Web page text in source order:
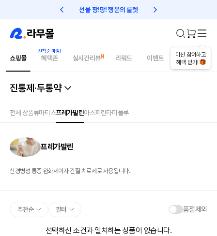
선물 팡!팡! 행운의 룰렛 친구초대 1만원 리워드!
미션 참여하고
혜택 받기!
쇼핑몰 혜택존 실시간리뷰 리워드 이벤트 건강매거진
진통제·두통약
전체 상품류마티스프레가발린아스피린타미플루
프레가발린
신경병성 통증 완화제이자 간질 치료제로 사용됩니다.
추천순 필터 품절제외
선택하신 조건과 일치하는 상품이 없습니다.